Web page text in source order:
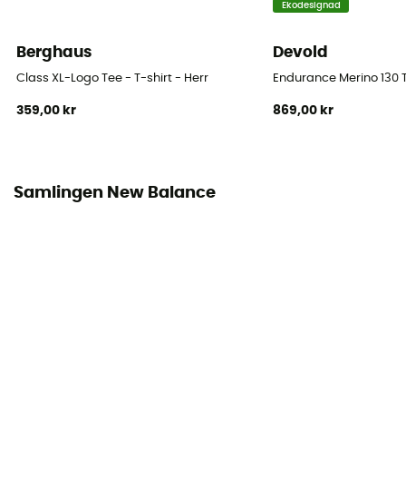
Berghaus
Class XL-Logo Tee - T-shirt - Herr
359,00 kr
Ekodesignad
Devold
Endurance Merino
869,00 kr
Samlingen New Balance